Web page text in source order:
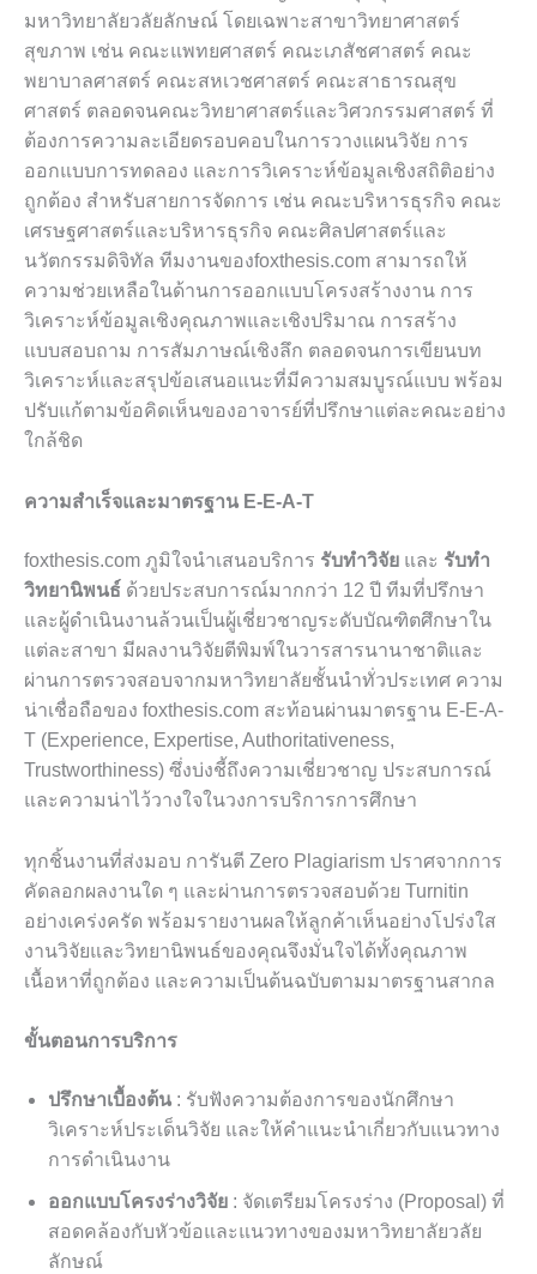
มหาวิทยาลัยวลัยลักษณ์ โดยเฉพาะสาขาวิทยาศาสตร์
สุขภาพ เช่น คณะแพทยศาสตร์ คณะเภสัชศาสตร์ คณะ
พยาบาลศาสตร์ คณะสหเวชศาสตร์ คณะสาธารณสุข
ศาสตร์ ตลอดจนคณะวิทยาศาสตร์และวิศวกรรมศาสตร์ ที่
ต้องการความละเอียดรอบคอบในการวางแผนวิจัย การ
ออกแบบการทดลอง และการวิเคราะห์ข้อมูลเชิงสถิติอย่าง
ถูกต้อง สำหรับสายการจัดการ เช่น คณะบริหารธุรกิจ คณะ
เศรษฐศาสตร์และบริหารธุรกิจ คณะศิลปศาสตร์และ
นวัตกรรมดิจิทัล ทีมงานของfoxthesis.com สามารถให้
ความช่วยเหลือในด้านการออกแบบโครงสร้างงาน การ
วิเคราะห์ข้อมูลเชิงคุณภาพและเชิงปริมาณ การสร้าง
แบบสอบถาม การสัมภาษณ์เชิงลึก ตลอดจนการเขียนบท
วิเคราะห์และสรุปข้อเสนอแนะที่มีความสมบูรณ์แบบ พร้อม
ปรับแก้ตามข้อคิดเห็นของอาจารย์ที่ปรึกษาแต่ละคณะอย่าง
ใกล้ชิด
ความสำเร็จและมาตรฐาน E-E-A-T
foxthesis.com ภูมิใจนำเสนอบริการ รับทำวิจัย และ รับทำ
วิทยานิพนธ์ ด้วยประสบการณ์มากกว่า 12 ปี ทีมที่ปรึกษา
และผู้ดำเนินงานล้วนเป็นผู้เชี่ยวชาญระดับบัณฑิตศึกษาใน
แต่ละสาขา มีผลงานวิจัยตีพิมพ์ในวารสารนานาชาติและ
ผ่านการตรวจสอบจากมหาวิทยาลัยชั้นนำทั่วประเทศ ความ
น่าเชื่อถือของ foxthesis.com สะท้อนผ่านมาตรฐาน E-E-A-
T (Experience, Expertise, Authoritativeness,
Trustworthiness) ซึ่งบ่งชี้ถึงความเชี่ยวชาญ ประสบการณ์
และความน่าไว้วางใจในวงการบริการการศึกษา
ทุกชิ้นงานที่ส่งมอบ การันตี Zero Plagiarism ปราศจากการ
คัดลอกผลงานใด ๆ และผ่านการตรวจสอบด้วย Turnitin
อย่างเคร่งครัด พร้อมรายงานผลให้ลูกค้าเห็นอย่างโปร่งใส
งานวิจัยและวิทยานิพนธ์ของคุณจึงมั่นใจได้ทั้งคุณภาพ
เนื้อหาที่ถูกต้อง และความเป็นต้นฉบับตามมาตรฐานสากล
ขั้นตอนการบริการ
ปรึกษาเบื้องต้น : รับฟังความต้องการของนักศึกษา
วิเคราะห์ประเด็นวิจัย และให้คำแนะนำเกี่ยวกับแนวทาง
การดำเนินงาน
ออกแบบโครงร่างวิจัย : จัดเตรียมโครงร่าง (Proposal) ที่
สอดคล้องกับหัวข้อและแนวทางของมหาวิทยาลัยวลัย
ลักษณ์